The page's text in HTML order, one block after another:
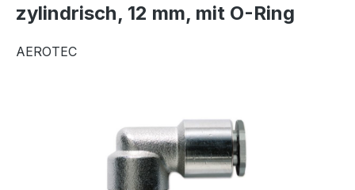
zylindrisch, 12 mm, mit O-Ring
AEROTEC